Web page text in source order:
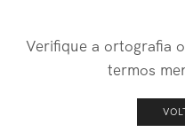
Verifique a ortografia
termos